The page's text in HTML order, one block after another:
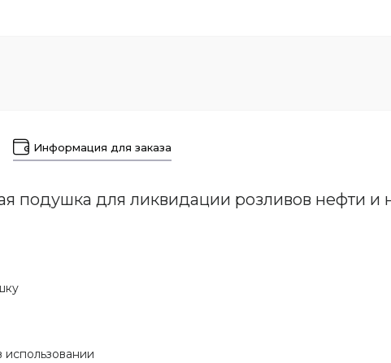
Информация для заказа
подушка для ликвидации розливов нефти и